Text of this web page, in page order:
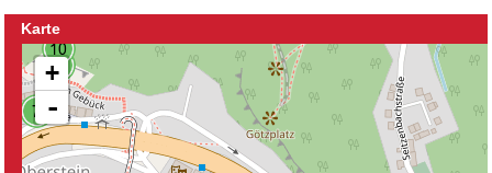
Karte
+
-